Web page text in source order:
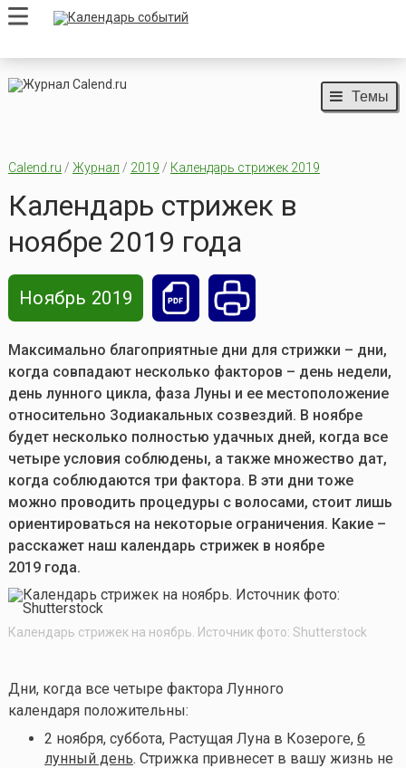
Темы
Calend.ru / Журнал / 2019 / Календарь стрижек 2019
Календарь стрижек в
ноябре 2019 года
Ноябрь 2019
Максимально благоприятные дни для стрижки – дни,
когда совпадают несколько факторов – день недели,
день лунного цикла, фаза Луны и ее местоположение
относительно Зодиакальных созвездий. В ноябре
будет несколько полностью удачных дней, когда все
четыре условия соблюдены, а также множество дат,
когда соблюдаются три фактора. В эти дни тоже
можно проводить процедуры с волосами, стоит лишь
ориентироваться на некоторые ограничения. Какие –
расскажет наш календарь стрижек в ноябре
2019 года.
Календарь стрижек на ноябрь. Источник фото: Shutterstock
Дни, когда все четыре фактора Лунного
календаря положительны:
2 ноября, суббота, Растущая Луна в Козероге, 6
лунный день. Стрижка привнесет в вашу жизнь не